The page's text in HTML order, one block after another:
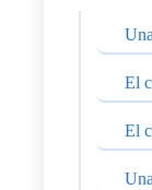
El
El